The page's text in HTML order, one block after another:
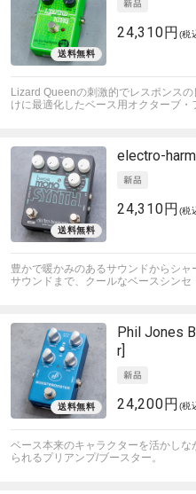
24,310円 (税
Lizard Queenの刺激的でレスポンス
けに最適化したベース用オクターブ・
electro-
24,310円 (税
豊かで暖かみのあるサウンドからシャ
サウンドまで、クールなベースシンセ
Phil Jones
r]
24,200円 (税
ベース本来のキャラクターを活かしな
られるプリアンプ/ブースター。